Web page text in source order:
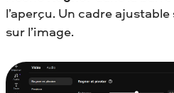
l’aperçu. Un cadre
sur l’image.